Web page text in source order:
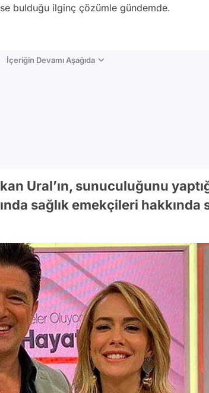
bulduğu ilginç çözümle gündemde.
İçeriğin Devamı Aşağıda
Ural’ın, sunuculuğunu
sağlık emekçileri hakkında